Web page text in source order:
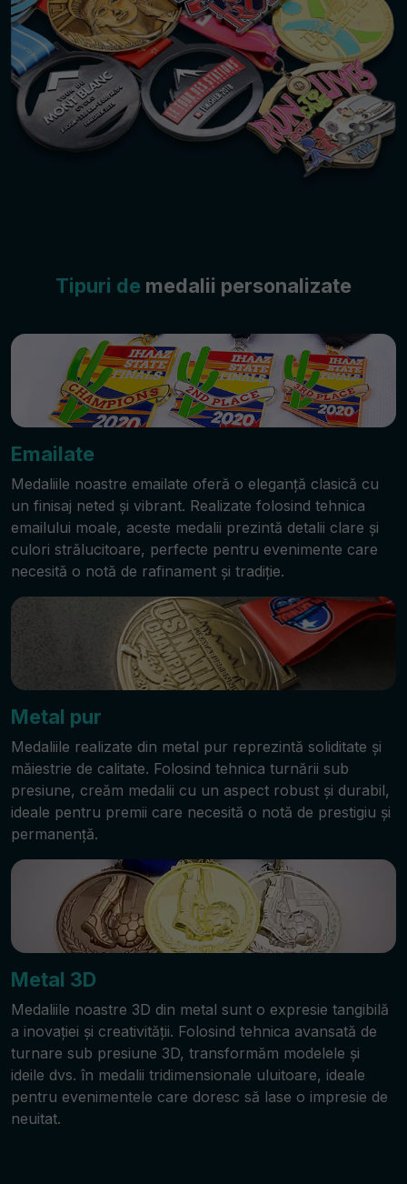
Tipuri de medalii personalizate
Emailate
Medaliile noastre emailate oferă o eleganță clasică cu
un finisaj neted și vibrant. Realizate folosind tehnica
emailului moale, aceste medalii prezintă detalii clare și
culori strălucitoare, perfecte pentru evenimente care
necesită o notă de rafinament și tradiție.
Metal pur
Medaliile realizate din metal pur reprezintă soliditate și
măiestrie de calitate. Folosind tehnica turnării sub
presiune, creăm medalii cu un aspect robust și durabil,
ideale pentru premii care necesită o notă de prestigiu și
permanență.
Metal 3D
Medaliile noastre 3D din metal sunt o expresie tangibilă
a inovației și creativității. Folosind tehnica avansată de
turnare sub presiune 3D, transformăm modelele și
ideile dvs. în medalii tridimensionale uluitoare, ideale
pentru evenimentele care doresc să lase o impresie de
neuitat.